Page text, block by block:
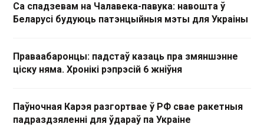
Са спадзевам на Чалавека-павука: навошта ў
Беларусі будуюць патэнцыйныя мэты для Украіны
Праваабаронцы: падстаў казаць пра змяншэнне
ціску няма. Хронікі рэпрэсій 6 жніўня
Паўночная Карэя разгортвае ў РФ свае ракетныя
падраздзяленні для ўдараў па Украіне